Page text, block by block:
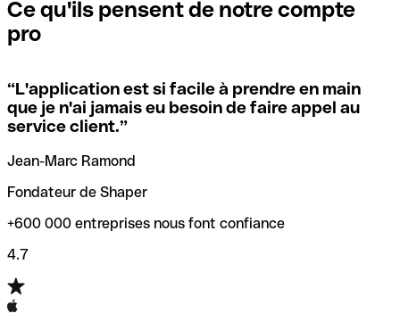
signifie que vous avez le code de l'une des succursales
locales.
Si vous n'êtes pas sûr du code SWIFT que vous devriez
utiliser, nous avons développé un outil de recherche de
codes SWIFT par nom de banque.
vérification/recherche de codes SWIFT. Ainsi, vous pouvez
trouver et vérifier vos codes SWIFT avant de réaliser vos
transferts d’argent.
Ce qu'ils pensent de notre compte
pro
“L'application est si facile à prendre en main
que je n'ai jamais eu besoin de faire appel au
service client.”
Jean-Marc Ramond
Fondateur de Shaper
+600 000 entreprises nous font confiance
4.7